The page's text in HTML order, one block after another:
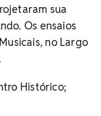
sua
Os ensaios
no Largo
Histórico;